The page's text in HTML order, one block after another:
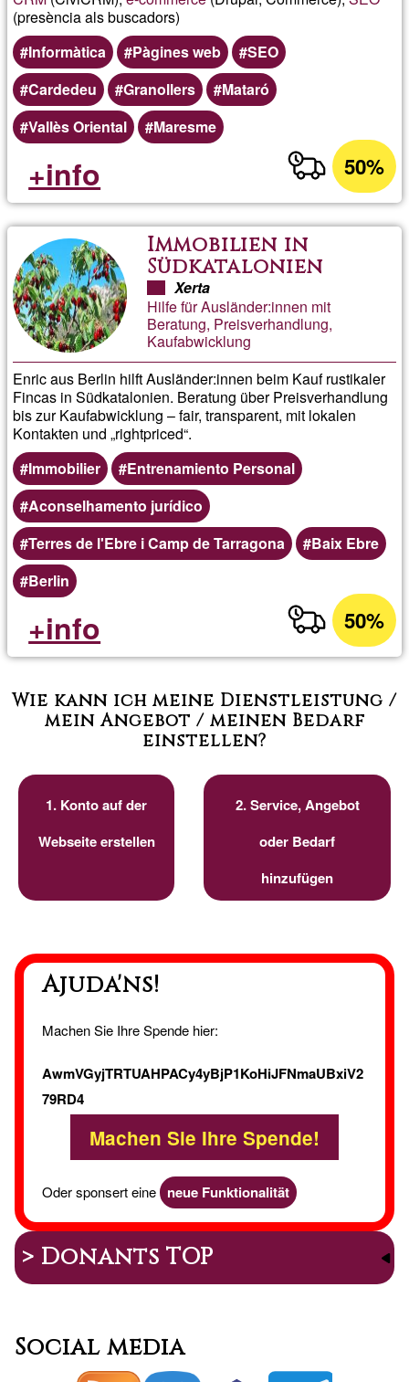
(presència als buscadors)
Informàtica
Pàgines web
SEO
Cardedeu
Granollers
Mataró
Vallès Oriental
Maresme
50%
+info
Immobilien in
Südkatalonien
Xerta
Hilfe für Ausländer:innen mit
Beratung, Preisverhandlung,
Kaufabwicklung
Enric aus Berlin hilft Ausländer:innen beim Kauf rustikaler
Fincas in Südkatalonien. Beratung über Preisverhandlung
bis zur Kaufabwicklung – fair, transparent, mit lokalen
Kontakten und „rightpriced“.
Immobilier
Entrenamiento Personal
Aconselhamento jurídico
Terres de l'Ebre i Camp de Tarragona
Baix Ebre
Berlin
50%
+info
Wie kann ich meine Dienstleistung /
mein Angebot / meinen Bedarf
einstellen?
1. Konto auf der
Webseite erstellen
2. Service, Angebot
oder Bedarf
hinzufügen
Ajuda'ns!
Machen Sie Ihre Spende hier:
AwmVGyjTRTUAHPACy4yBjP1KoHiJFNmaUBxiV2
79RD4
Machen Sie Ihre Spende!
Oder sponsert eine neue Funktionalität
> Donants TOP
Social media